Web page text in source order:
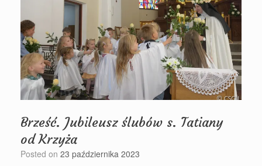
Brześć. Jubileusz ślubów s. Tatiany
od Krzyża
Posted on 23 października 2023